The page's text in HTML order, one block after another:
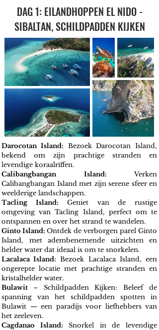
DAG 1: EILANDHOPPEN EL NIDO -
SIBALTAN, SCHILDPADDEN KIJKEN
Darocotan Island: Bezoek Darocotan Island,
bekend om zijn prachtige stranden en
levendige koraalriffen.
Calibangbangan Island: Verken
Calibangbangan Island met zijn serene sfeer en
weelderige landschappen.
Tacling Island: Geniet van de rustige
omgeving van Tacling Island, perfect om te
ontspannen en over het strand te wandelen.
Ginto Island: Ontdek de verborgen parel Ginto
Island, met adembenemende uitzichten en
helder water dat ideaal is om te snorkelen.
Lacalaca Island: Bezoek Lacalaca Island, een
ongerepte locatie met prachtige stranden en
kristalhelder water.
Bulawit – Schildpadden Kijken: Beleef de
spanning van het schildpadden spotten in
Bulawit — een paradijs voor liefhebbers van
het zeeleven.
Cagdanao Island: Snorkel in de levendige